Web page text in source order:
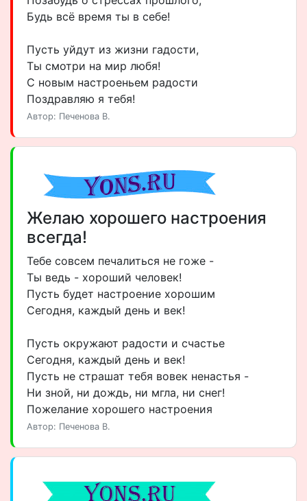
Будь всё время ты в себе!
Пусть уйдут из жизни гадости,
Ты смотри на мир любя!
С новым настроеньем радости
Поздравляю я тебя!
Автор: Печенова В.
Желаю хорошего настроения
всегда!
Тебе совсем печалиться не гоже -
Ты ведь - хороший человек!
Пусть будет настроение хорошим
Сегодня, каждый день и век!
Пусть окружают радости и счастье
Сегодня, каждый день и век!
Пусть не страшат тебя вовек ненастья -
Ни зной, ни дождь, ни мгла, ни снег!
Пожелание хорошего настроения
Автор: Печенова В.